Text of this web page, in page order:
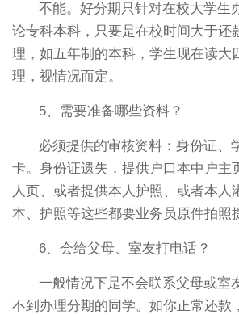
不能。好分期只针对在校大学生
论专科本科，只要是在校时间大于还
理，如五年制的本科，学生现在读大
理，视情况而定。
5、需要准备哪些资料？
必须提供的审核资料：身份证、
卡。身份证遗失，提供户口本中户主
人页、或者提供本人护照、或者本人
本、护照等这些都要业务员原件拍照
6、会给父母、室友打电话？
一般情况下是不会联系父母或室
不到办理分期的同学。如你正常还款